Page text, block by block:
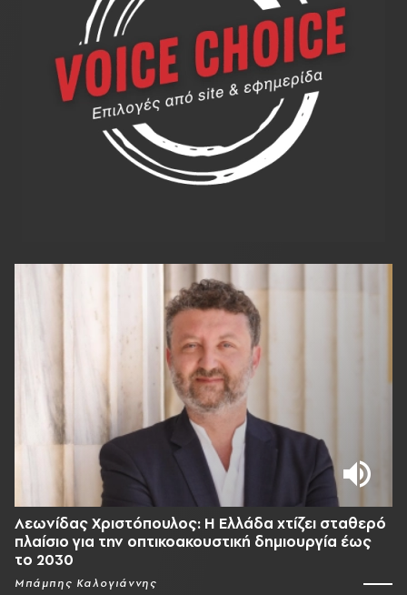
Λεωνίδας Χριστόπουλος: Η Ελλάδα χτίζει σταθερό
πλαίσιο για την οπτικοακουστική δημιουργία έως
το 2030
Μπάμπης Καλογιάννης